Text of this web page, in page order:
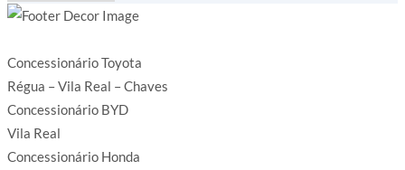
Concessionário Toyota
Régua – Vila Real – Chaves
Concessionário BYD
Vila Real
Concessionário Honda